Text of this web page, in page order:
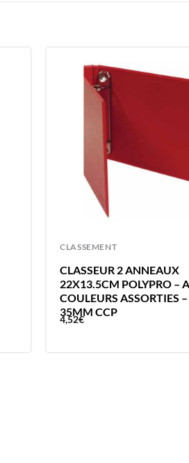
CLASSEMENT
CLASSEUR 2 ANNEAUX
22X13.5CM POLYPRO –
COULEURS ASSORTIES
35MM CCP
4,52€